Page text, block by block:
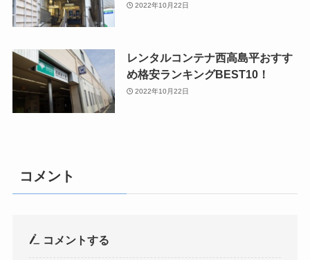
2022年10月22日
レンタルコンテナ西高島平おすす
め格安ランキングBEST10！
2022年10月22日
コメント
コメントする